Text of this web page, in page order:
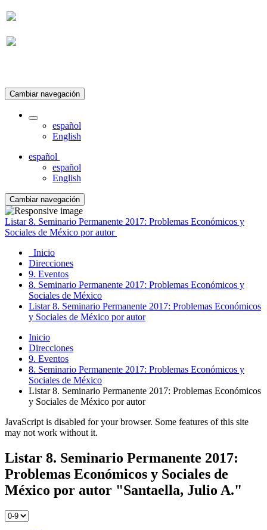
Cambiar navegación
español
English
español
español
English
Cambiar navegación
Listar 8. Seminario Permanente 2017: Problemas Económicos y
Sociales de México por autor
Inicio
Direcciones
9. Eventos
8. Seminario Permanente 2017: Problemas Económicos y
Sociales de México
Listar 8. Seminario Permanente 2017: Problemas Económicos
y Sociales de México por autor
Inicio
Direcciones
9. Eventos
8. Seminario Permanente 2017: Problemas Económicos y
Sociales de México
Listar 8. Seminario Permanente 2017: Problemas Económicos
y Sociales de México por autor
JavaScript is disabled for your browser. Some features of this site
may not work without it.
Listar 8. Seminario Permanente 2017:
Problemas Económicos y Sociales de
México por autor "Santaella, Julio A."